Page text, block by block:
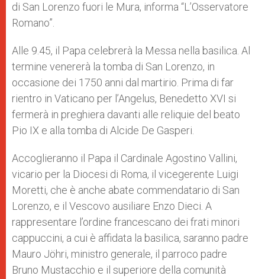
di San Lorenzo fuori le Mura, informa “L’Osservatore
Romano”.
Alle 9.45, il Papa celebrerà la Messa nella basilica. Al
termine venererà la tomba di San Lorenzo, in
occasione dei 1750 anni dal martirio. Prima di far
rientro in Vaticano per l’Angelus, Benedetto XVI si
fermerà in preghiera davanti alle reliquie del beato
Pio IX e alla tomba di Alcide De Gasperi.
Accoglieranno il Papa il Cardinale Agostino Vallini,
vicario per la Diocesi di Roma, il vicegerente Luigi
Moretti, che è anche abate commendatario di San
Lorenzo, e il Vescovo ausiliare Enzo Dieci. A
rappresentare l’ordine francescano dei frati minori
cappuccini, a cui è affidata la basilica, saranno padre
Mauro Jöhri, ministro generale, il parroco padre
Bruno Mustacchio e il superiore della comunità